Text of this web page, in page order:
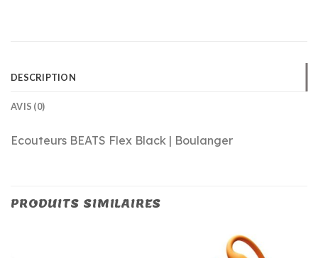
DESCRIPTION
AVIS (0)
Ecouteurs BEATS Flex Black | Boulanger
PRODUITS SIMILAIRES